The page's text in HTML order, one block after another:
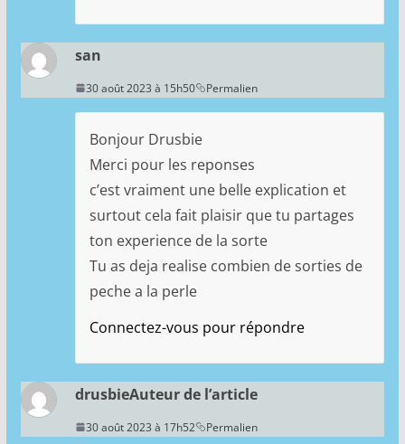
san
30 août 2023 à 15h50 Permalien
Bonjour Drusbie
Merci pour les reponses
c’est vraiment une belle explication et
surtout cela fait plaisir que tu partages
ton experience de la sorte
Tu as deja realise combien de sorties de
peche a la perle
Connectez-vous pour répondre
drusbieAuteur de l’article
30 août 2023 à 17h52 Permalien